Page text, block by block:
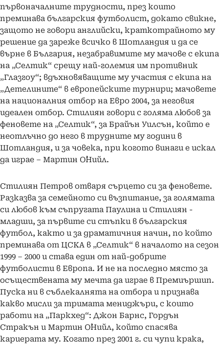
първоначалните трудности, през които
преминава българския футболист, докато свикне,
защото не говори английски, краткотрайното му
решение да зареже всичко в Шотландия и да се
върне в България, незабравимите му мачове с екипа
на „Селтик“ срещу най-големия им противник
„Глазгоу“; вдъхновяващите му участия с екипа на
„Детелините“ в европейските турнири; мачовете
на националния отбор на Евро 2004, за неговия
идеален отбор. Стилиян говори с голяма любов за
феновете на „Селтик“, за Брайън Уилсън, който е
неотлъчно до него в трудните му години в
Шотландия, и за човека, при когото винаги е искал
да играе – Мартин О`Нийл.
Стилиян Петров отваря сърцето си за феновете.
Разказва за семейното си възпитание, за голямата
си любов към съпругата Паулина и Стилиян ­
младши, за първите си стъпки в българския
футбол, както и за драматичния начин, по който
преминава от ЦСКА в „Селтик“ в началото на сезон
1999 – 2000 и става един от най-добрите
футболисти в Европа. И не на последно място за
осъществената му мечта да играе в Премиършип.
Пуска ни в съблекалнята на отбора и признава
какво мисли за тримата мениджъри, с които
работи на „Паркхед“: Джон Барнс, Гордън
Стракън и Мартин О`Нийл, който спасява
кариерата му. Когато през 2001 г. си чупи крака,